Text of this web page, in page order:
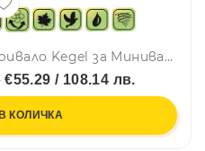
Висококачествено Покривало Kegel за Миниван Mini Van Серия Mobile размер L 410 - 450см х 130 - 140см
€55.29 / 108.14 лв.
КОЛИЧКА